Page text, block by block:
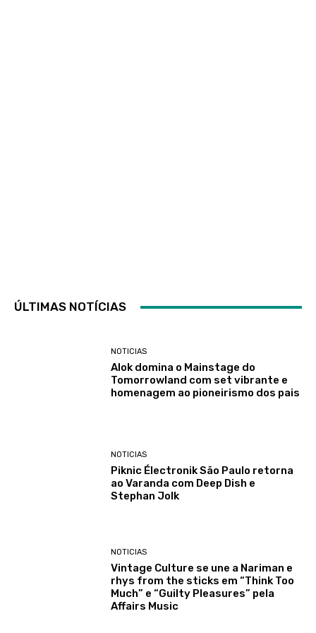
ÚLTIMAS NOTÍCIAS
NOTICIAS
Alok domina o Mainstage do
Tomorrowland com set vibrante e
homenagem ao pioneirismo dos pais
NOTICIAS
Piknic Électronik São Paulo retorna
ao Varanda com Deep Dish e
Stephan Jolk
NOTICIAS
Vintage Culture se une a Nariman e
rhys from the sticks em “Think Too
Much” e “Guilty Pleasures” pela
Affairs Music